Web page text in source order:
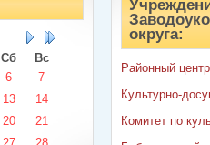
Сб
Вс
6
7
13
14
20
21
округа:
Районный
Культурно-
Комитет по